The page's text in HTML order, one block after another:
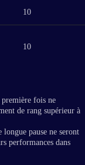
10
10
première fois ne
de rang supérieur à
pause ne seront
performances dans